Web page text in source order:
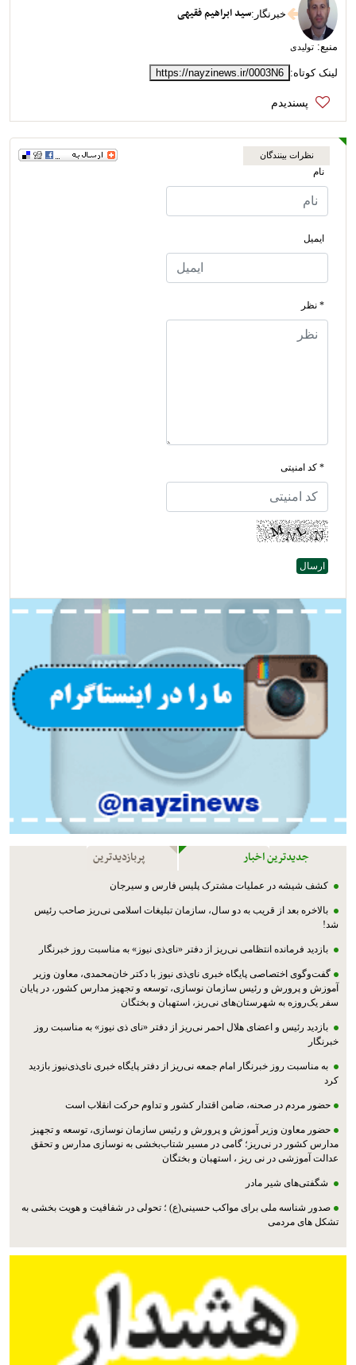
خبرنگار :سید ابراهیم فقیهی
منبع: تولیدی
لینک کوتاه: https://nayzinews.ir/0003N6
نظرات بینندگان
نام
ایمیل
* نظر
* کد امنیتی
جدیدترین اخبار پربازدیدترین
کشف شیشه در عملیات مشترک پليس فارس و سیرجان
بالاخره بعد از قریب به دو سال، سازمان تبلیغات اسلامی نی‌ریز صاحب رئیس
شد!
بازدید فرمانده انتظامی نی‌ریز از دفتر «نای‌ذی نیوز» به مناسبت روز خبرنگار
گفت‌وگوی اختصاصی پایگاه خبری نای‌ذی نیوز با دکتر خان‌محمدی، معاون وزیر
آموزش و پرورش و رئیس سازمان نوسازی، توسعه و تجهیز مدارس کشور، در پایان
سفر یک‌روزه به شهرستان‌های نی‌ریز، استهبان و بختگان
بازدید رئیس و اعضای هلال احمر نی‌ریز از دفتر «نای ذی نیوز» به مناسبت روز
خبرنگار
به مناسبت روز خبرنگار امام جمعه نی‌ریز از دفتر پایگاه خبری نای‌ذی‌نیوز بازدید
کرد
حضور مردم در صحنه، ضامن اقتدار کشور و تداوم حرکت انقلاب است
حضور معاون وزیر آموزش و پرورش و رئیس سازمان نوسازی، توسعه و تجهیز
مدارس کشور در نی‌ریز؛ گامی در مسیر شتاب‌بخشی به نوسازی مدارس و تحقق
عدالت آموزشی در نی ریز ، استهبان و بختگان
شگفتی‌های شیر مادر
صدور شناسه ملی برای مواکب حسینی(ع) ؛ تحولی در شفافیت و هویت بخشی به
تشکل های مردمی